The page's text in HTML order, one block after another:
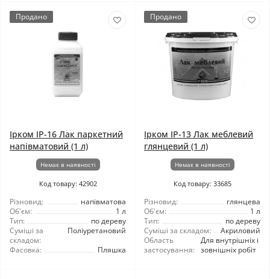
Продано
Ірком ІР-16 Лак паркетний
напівматовий (1 л)
Немає в наявності
Код товару: 42902
Різновид:
напівматова
Об'єм:
1 л
Тип:
по дереву
Суміші за
складом:
Поліуретановий
Фасовка:
Пляшка
Продано
Ірком ІР-13 Лак меблевий
глянцевий (1 л)
Немає в наявності
Код товару: 33685
Різновид:
глянцева
Об'єм:
1 л
Тип:
по дереву
Суміші за складом:
Акриловий
Область
застосування:
Для внутрішніх і
зовнішніх робіт